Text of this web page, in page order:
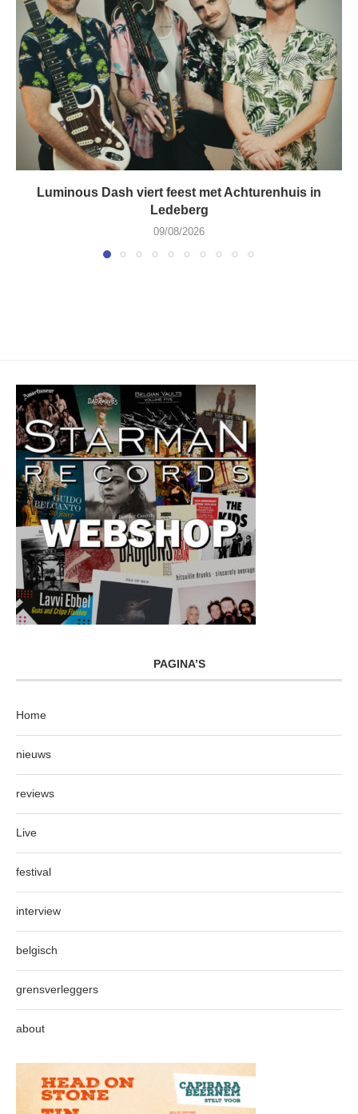
Luminous Dash viert feest met Achturenhuis in
Ledeberg
09/08/2026
PAGINA’S
Home
nieuws
reviews
Live
festival
interview
belgisch
grensverleggers
about